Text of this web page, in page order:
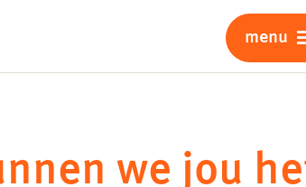
menu
we jou